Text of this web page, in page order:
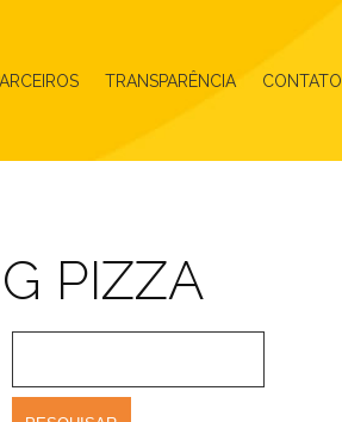
TRANSPARÊNCIA CONTATO
PIZZA